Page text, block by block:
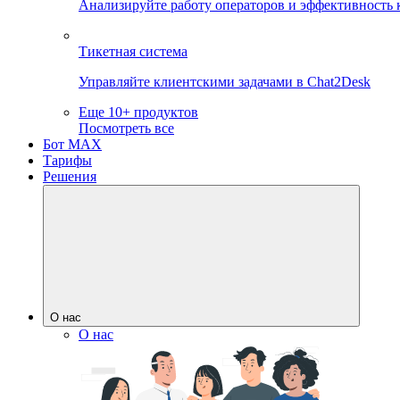
Анализируйте работу операторов и эффективность
Тикетная система
Управляйте клиентскими задачами в Chat2Desk
Еще 10+ продуктов
Посмотреть все
Бот MAX
Тарифы
Решения
О нас
О нас